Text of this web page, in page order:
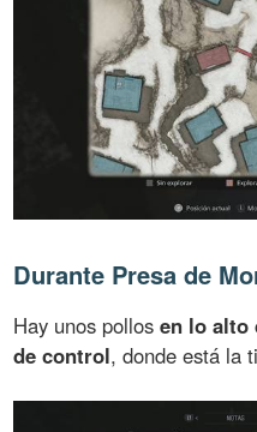
Durante Presa de
Hay unos pollosen lo alto
de control, donde está la